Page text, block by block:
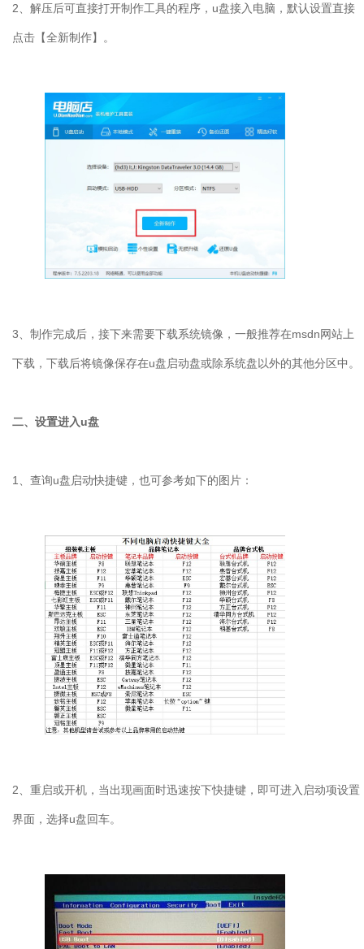
2 、解压后可直接打开制作工具的程序， u盘接入电脑，默认设置直接
点击【全新制作】。
3 、制作完成后，接下来需要下载系统镜像，一般推荐在msdn网站上
下载，下载后将镜像保存在u盘启动盘或除系统盘以外的其他分区中。
二、设置进入u盘
1 、查询u盘启动快捷键，也可参考如下的图片：
2 、重启或开机，当出现画面时迅速按下快捷键，即可进入启动项设置
界面，选择u盘回车。